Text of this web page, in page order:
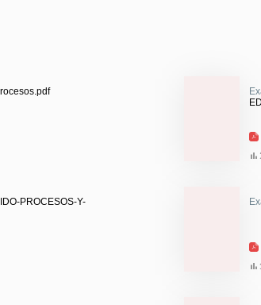
PROCESOS-Y-